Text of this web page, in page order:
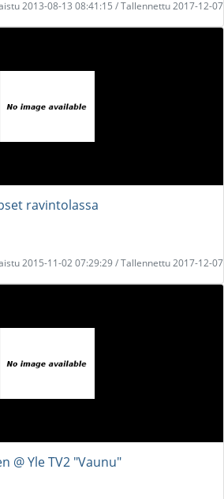
2013-08-13 08:41:15 / Tallennettu 2017-12-07
ravintolassa
2015-11-02 07:29:29 / Tallennettu 2017-12-07
@ Yle TV2 "Vaunu"